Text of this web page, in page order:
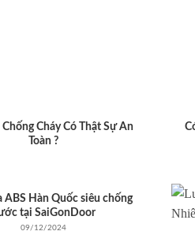
Cháy Có Thật Sự An
Toàn ?
ABS Hàn Quốc siêu chống
tại SaiGonDoor
09/12/2024